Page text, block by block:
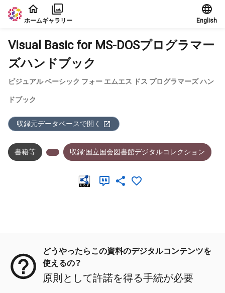
本文に飛ぶ
ホームギャラリー English
Visual Basic for MS-DOSプログラマー
ズハンドブック
ビジュアル ベーシック フォー エムエス ドス プログラマーズ ハン
ドブック
収録元データベースで開く
書籍等 収録:国立国会図書館デジタルコレクション
どうやったらこの資料のデジタルコンテンツを
使えるの？
原則として許諾を得る手続が必要